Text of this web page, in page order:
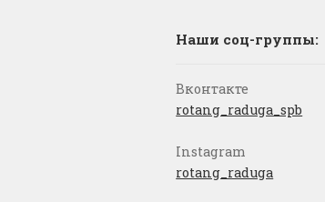
Наши соц-группы:
Вконтакте
rotang_raduga_spb
Instagram
rotang_raduga